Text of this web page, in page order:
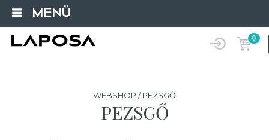
MENÜ
0
WEBSHOP / PEZSGŐ
PEZSGŐ